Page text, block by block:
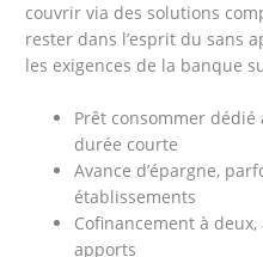
couvrir via des solutions
rester dans l’esprit du sans
les exigences de la banque
Prêt consommer
durée courte
Avance d’épargne,
établissements
Cofinancement à
apports